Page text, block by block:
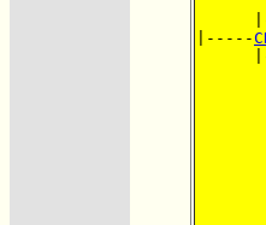
|-----